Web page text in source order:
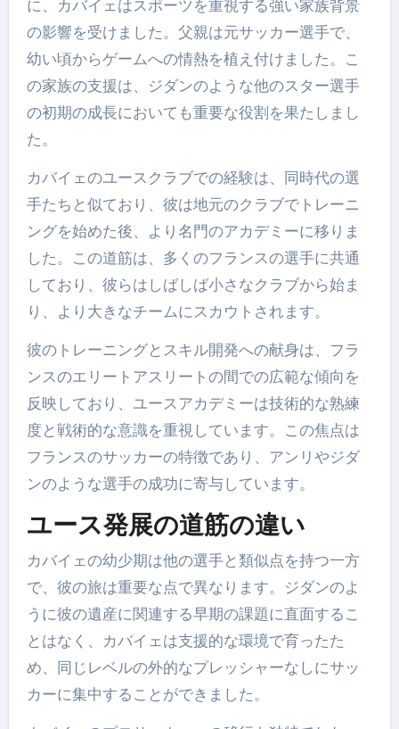
に、カバイェはスポーツを重視する強い家族背景
の影響を受けました。父親は元サッカー選手で、
幼い頃からゲームへの情熱を植え付けました。こ
の家族の支援は、ジダンのような他のスター選手
の初期の成長においても重要な役割を果たしまし
た。
カバイェのユースクラブでの経験は、同時代の選
手たちと似ており、彼は地元のクラブでトレーニ
ングを始めた後、より名門のアカデミーに移りま
した。この道筋は、多くのフランスの選手に共通
しており、彼らはしばしば小さなクラブから始ま
り、より大きなチームにスカウトされます。
彼のトレーニングとスキル開発への献身は、フラ
ンスのエリートアスリートの間での広範な傾向を
反映しており、ユースアカデミーは技術的な熟練
度と戦術的な意識を重視しています。この焦点は
フランスのサッカーの特徴であり、アンリやジダ
ンのような選手の成功に寄与しています。
ユース発展の道筋の違い
カバイェの幼少期は他の選手と類似点を持つ一方
で、彼の旅は重要な点で異なります。ジダンのよ
うに彼の遺産に関連する早期の課題に直面するこ
とはなく、カバイェは支援的な環境で育ったた
め、同じレベルの外的なプレッシャーなしにサッ
カーに集中することができました。